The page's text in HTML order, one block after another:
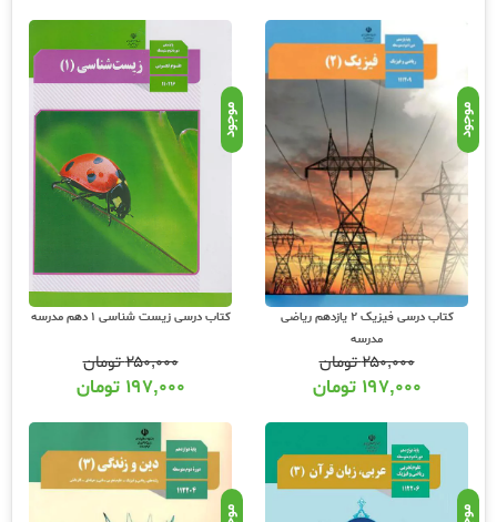
موجود
کتاب درسی فیزیک 2 یازدهم ریاضی
مدرسه
۲۵۰,۰۰۰تومان
۱۹۷,۰۰۰ تومان
موجود
کتاب درسی زیست شناسی 1 دهم مدرسه
۲۵۰,۰۰۰تومان
۱۹۷,۰۰۰ تومان